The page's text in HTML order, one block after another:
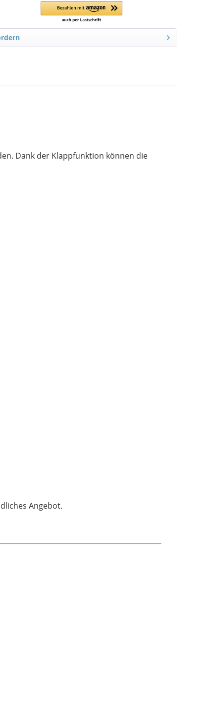
Dank der Klappfunktion können die
Angebot.